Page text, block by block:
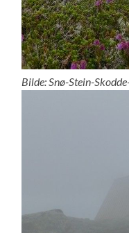
Bilde: Snø-Stein-